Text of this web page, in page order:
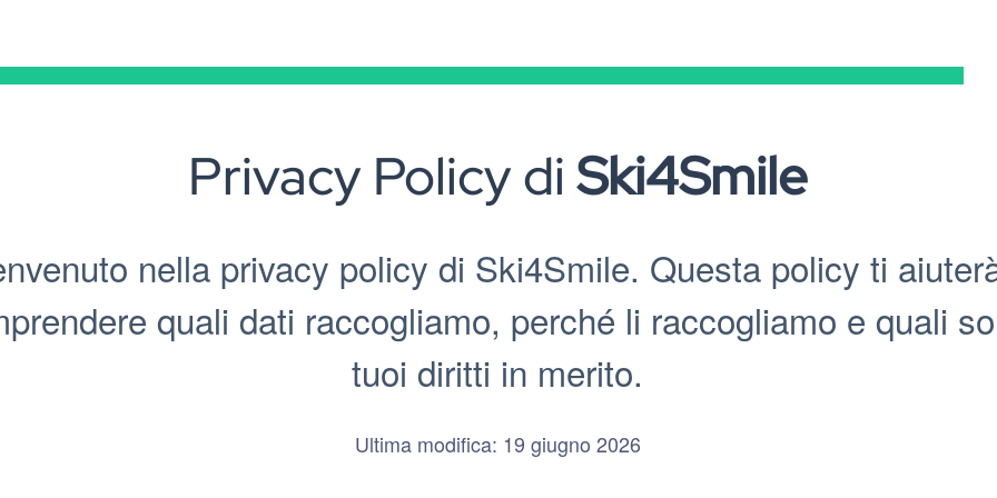
Privacy Policy diSki4Smile
nella privacy policy di Ski4Smile. Questa policy ti
quali dati raccogliamo, perché li raccogliamo e quali
tuoi diritti in merito.
Ultima modifica: 19 giugno 2026